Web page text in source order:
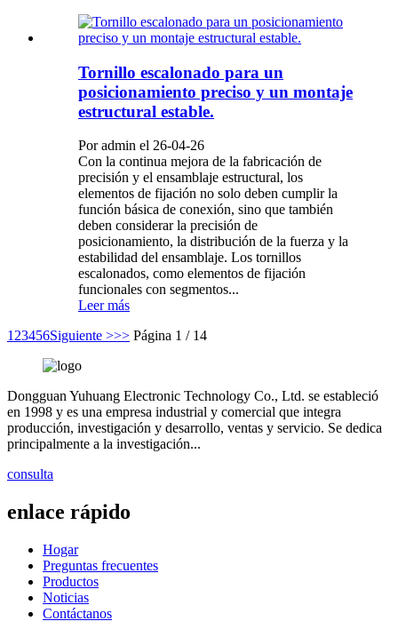
Tornillo escalonado para un
posicionamiento preciso y un montaje
estructural estable.
Por admin el 26-04-26
Con la continua mejora de la fabricación de
precisión y el ensamblaje estructural, los
elementos de fijación no solo deben cumplir la
función básica de conexión, sino que también
deben considerar la precisión de
posicionamiento, la distribución de la fuerza y ​​la
estabilidad del ensamblaje. Los tornillos
escalonados, como elementos de fijación
funcionales con segmentos...
Leer más
1 23456Siguiente >>> Página 1 / 14
Dongguan Yuhuang Electronic Technology Co., Ltd. se estableció
en 1998 y es una empresa industrial y comercial que integra
producción, investigación y desarrollo, ventas y servicio. Se dedica
principalmente a la investigación...
consulta
enlace rápido
Hogar
Preguntas frecuentes
Productos
Noticias
Contáctanos